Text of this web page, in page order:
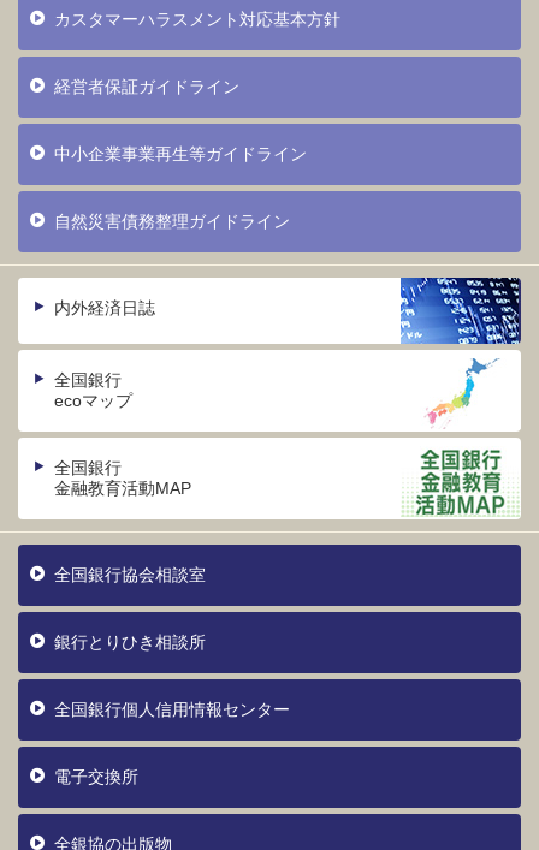
カスタマーハラスメント対応基本方針
経営者保証ガイドライン
中小企業事業再生等ガイドライン
自然災害債務整理ガイドライン
内外経済日誌
全国銀行
ecoマップ
全国銀行
金融教育活動MAP
全国銀行協会相談室
銀行とりひき相談所
全国銀行個人信用情報センター
電子交換所
全銀協の出版物